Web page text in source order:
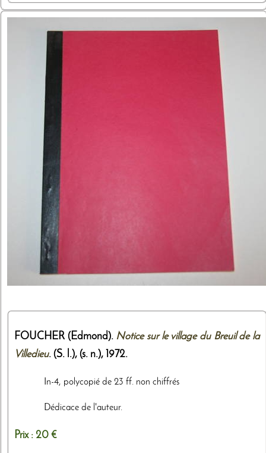
FOUCHER (Edmond). Notice sur le village du Breuil de la
Villedieu. (S. l.), (s. n.), 1972.
In-4, polycopié de 23 ff. non chiffrés
Dédicace de l'auteur.
Prix : 20 €